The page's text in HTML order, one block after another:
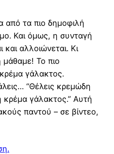
από τα πιο δημοφιλή
Και όμως, η συνταγή
και αλλοιώνεται. Κι
μάθαμε! Το πιο
γάλακτος.
“Θέλεις κρεμώδη
γάλακτος.” Αυτή
παντού – σε βίντεο,